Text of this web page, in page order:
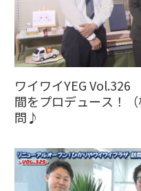
ワイワイYEG Vol.326
間をプロデュース！
問♪